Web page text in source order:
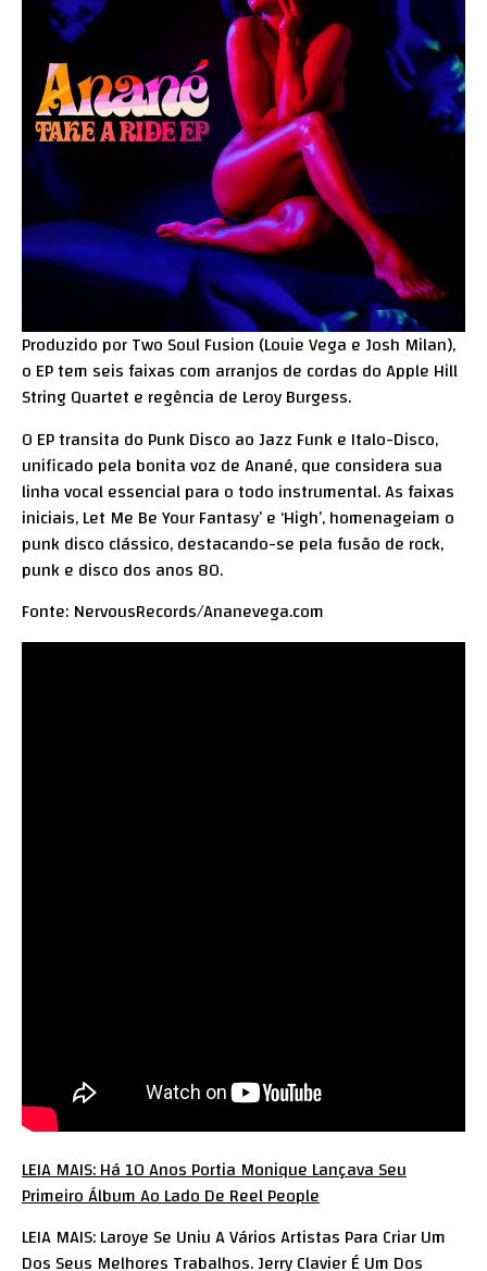
Produzido por Two Soul Fusion (Louie Vega e Josh Milan),
o EP tem seis faixas com arranjos de cordas do Apple Hill
String Quartet e regência de Leroy Burgess.
O EP transita do Punk Disco ao Jazz Funk e Italo-Disco,
unificado pela bonita voz de Anané, que considera sua
linha vocal essencial para o todo instrumental. As faixas
iniciais, Let Me Be Your Fantasy’ e ‘High’, homenageiam o
punk disco clássico, destacando-se pela fusão de rock,
punk e disco dos anos 80.
Fonte: NervousRecords/Ananevega.com
LEIA MAIS: Há 10 Anos Portia Monique Lançava Seu
Primeiro Álbum Ao Lado De Reel People
LEIA MAIS: Laroye Se Uniu A Vários Artistas Para Criar Um
Dos Seus Melhores Trabalhos. Jerry Clavier É Um Dos